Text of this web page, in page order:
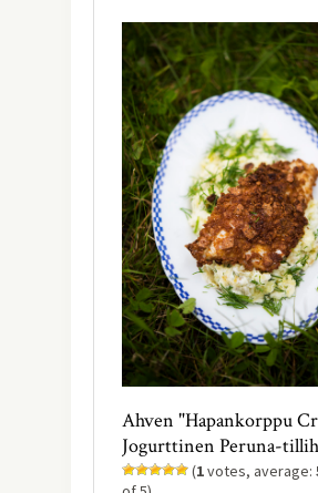
Ahven "Hapankorppu
Jogurttinen Peruna-
(1votes, average: